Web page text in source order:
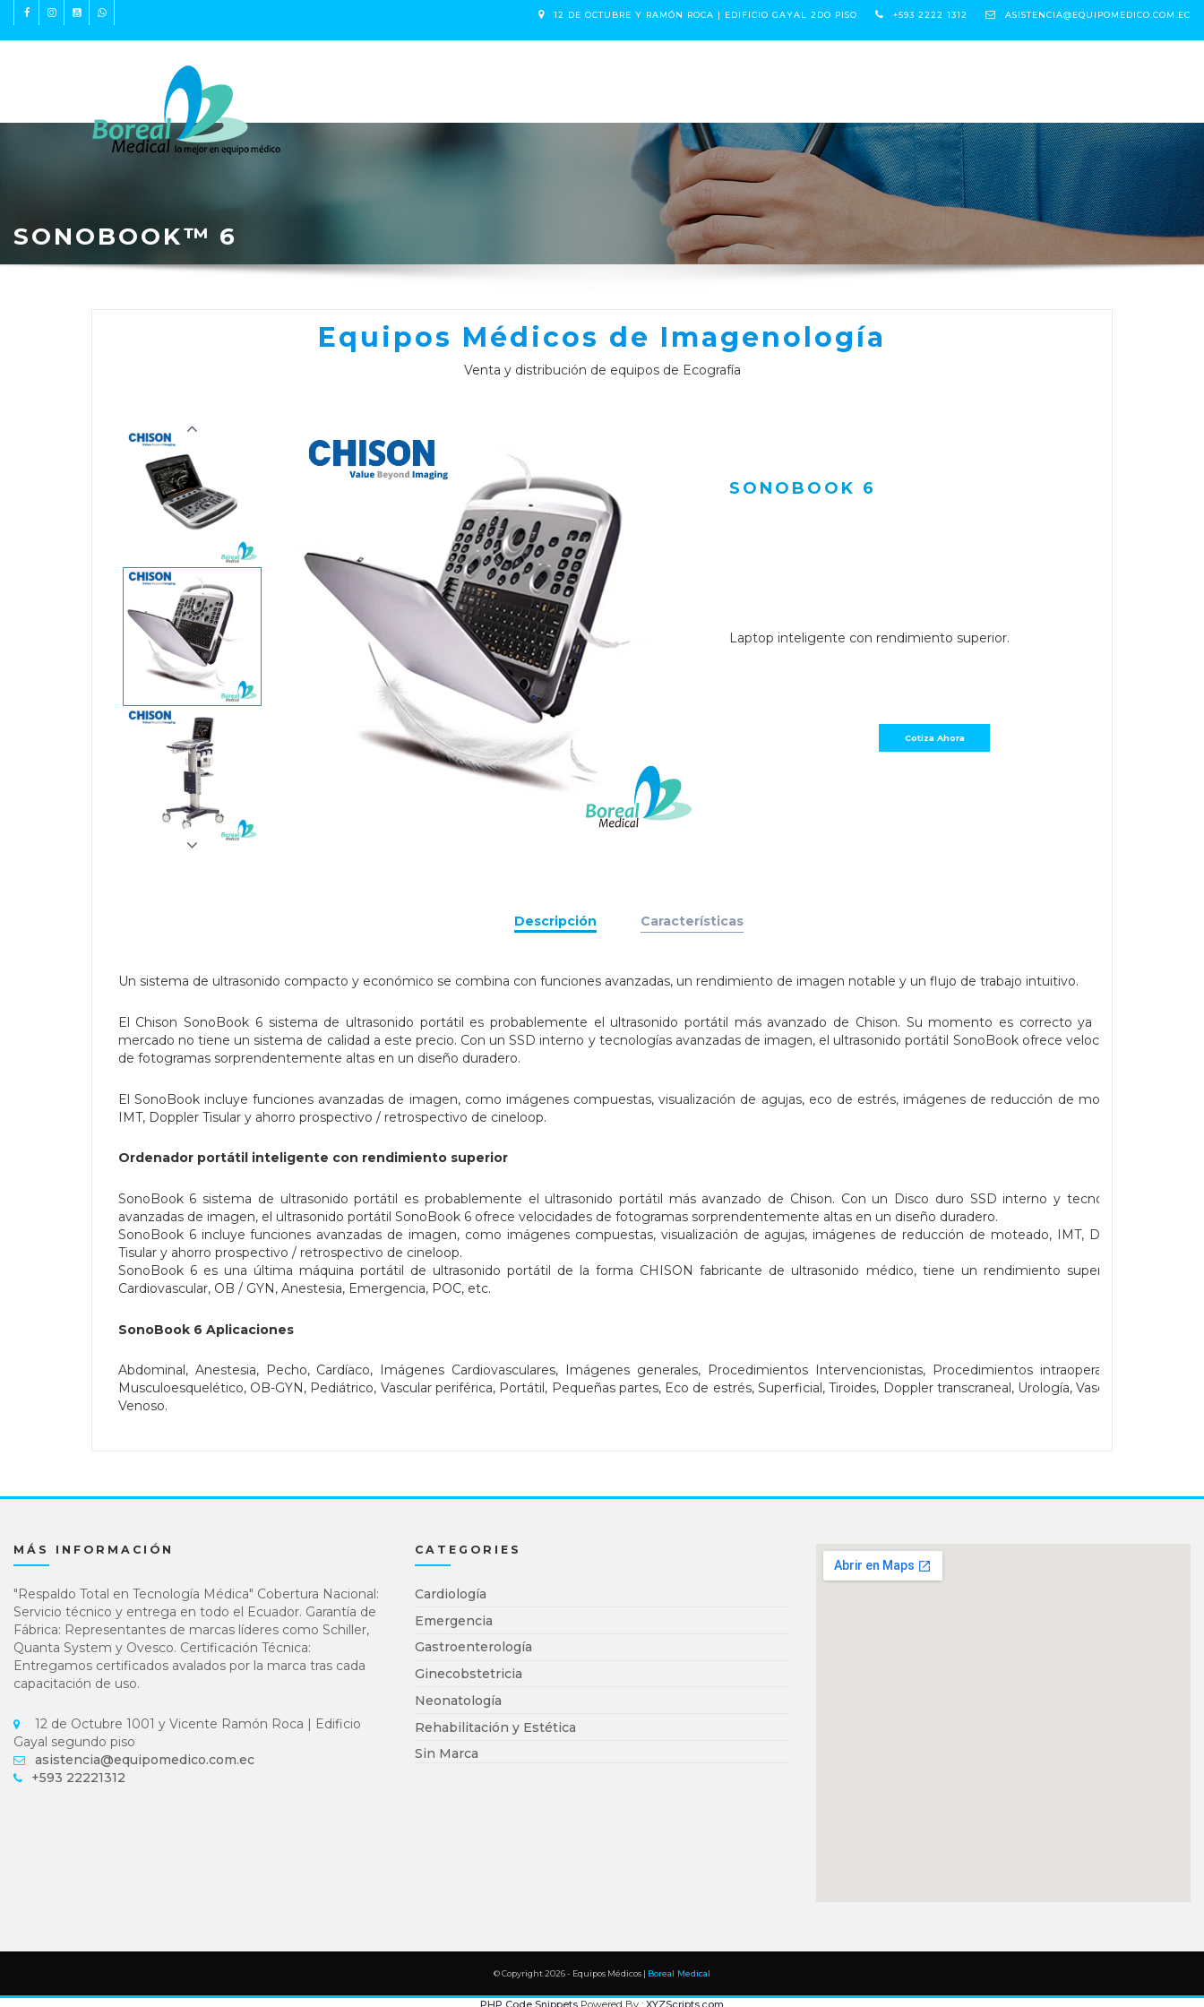
12 DE OCTUBRE Y RAMÓN ROCA | EDIFICIO GAYAL 2DO PISO +593 2222 1312 ASISTENCIA@EQUIPOMEDICO.COM.EC
SONOBOOK™ 6
Equipos Médicos de Imagenología
Venta y distribución de equipos de Ecografía
SONOBOOK 6
Laptop inteligente con rendimiento superior.
Descripción Características
Un sistema de ultrasonido compacto y económico se combina con funciones avanzadas, un rendimiento de imagen notable y un flujo de trabajo intuitivo.
El Chison SonoBook 6 sistema de ultrasonido portátil es probablemente el ultrasonido portátil más avanzado de Chison. Su momento es correcto ya que el
mercado no tiene un sistema de calidad a este precio. Con un SSD interno y tecnologías avanzadas de imagen, el ultrasonido portátil SonoBook ofrece velocidades
de fotogramas sorprendentemente altas en un diseño duradero.
El SonoBook incluye funciones avanzadas de imagen, como imágenes compuestas, visualización de agujas, eco de estrés, imágenes de reducción de moteado,
IMT, Doppler Tisular y ahorro prospectivo / retrospectivo de cineloop.
Ordenador portátil inteligente con rendimiento superior
SonoBook 6 sistema de ultrasonido portátil es probablemente el ultrasonido portátil más avanzado de Chison. Con un Disco duro SSD interno y tecnologías
avanzadas de imagen, el ultrasonido portátil SonoBook 6 ofrece velocidades de fotogramas sorprendentemente altas en un diseño duradero.
SonoBook 6 incluye funciones avanzadas de imagen, como imágenes compuestas, visualización de agujas, imágenes de reducción de moteado, IMT, Doppler
Tisular y ahorro prospectivo / retrospectivo de cineloop.
SonoBook 6 es una última máquina portátil de ultrasonido portátil de la forma CHISON fabricante de ultrasonido médico, tiene un rendimiento superior en
Cardiovascular, OB / GYN, Anestesia, Emergencia, POC, etc.
SonoBook 6 Aplicaciones
Abdominal, Anestesia, Pecho, Cardíaco, Imágenes Cardiovasculares, Imágenes generales, Procedimientos Intervencionistas, Procedimientos intraoperatorios,
Musculoesquelético, OB-GYN, Pediátrico, Vascular periférica, Portátil, Pequeñas partes, Eco de estrés, Superficial, Tiroides, Doppler transcraneal, Urología, Vascular Y
Venoso.
MÁS INFORMACIÓN
"Respaldo Total en Tecnología Médica" Cobertura Nacional:
Servicio técnico y entrega en todo el Ecuador. Garantía de
Fábrica: Representantes de marcas líderes como Schiller,
Quanta System y Ovesco. Certificación Técnica:
Entregamos certificados avalados por la marca tras cada
capacitación de uso.
12 de Octubre 1001 y Vicente Ramón Roca | Edificio
Gayal segundo piso
asistencia@equipomedico.com.ec
+593 22221312
CATEGORIES
Cardiología
Emergencia
Gastroenterología
Ginecobstetricia
Neonatología
Rehabilitación y Estética
Sin Marca
© Copyright 2026 - Equipos Médicos | Boreal Medical
PHP Code Snippets Powered By : XYZScripts.com